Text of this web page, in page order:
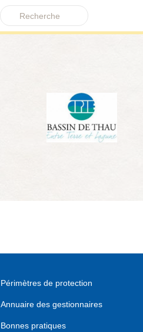
Périmètres de protection
Annuaire des gestionnaires
Bonnes pratiques